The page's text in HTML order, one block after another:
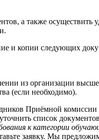
а также осуществить
и копии следующих
из организации
(если необходимо).
Приёмной
список
к категории
заявку. Мы